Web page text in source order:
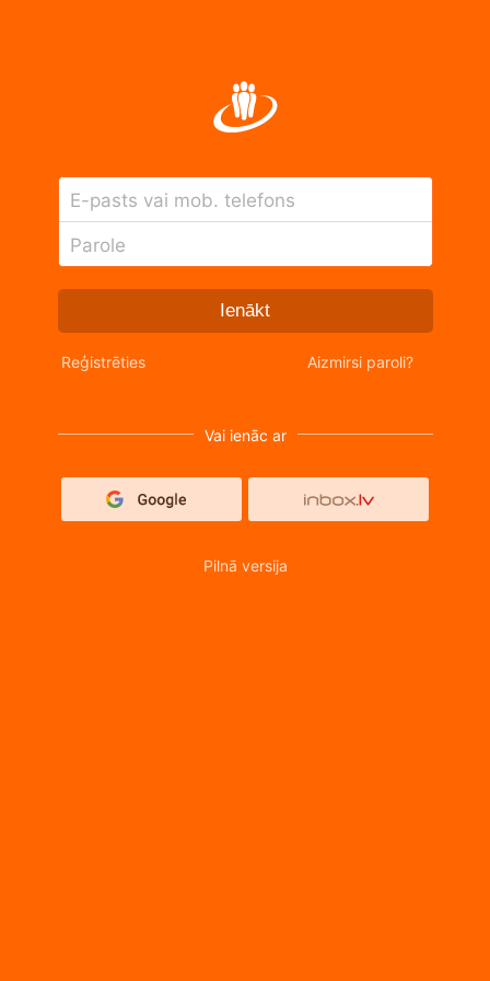
E-pasts vai mob. telefons
Parole
Ienākt
Reģistrēties Aizmirsi paroli?
Vai ienāc ar
Pilnā versija